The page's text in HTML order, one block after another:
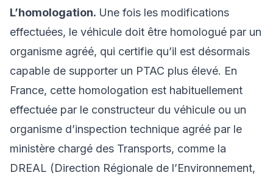
L’homologation. Une fois les modifications
effectuées, le véhicule doit être homologué par un
organisme agréé, qui certifie qu’il est désormais
capable de supporter un PTAC plus élevé. En
France, cette homologation est habituellement
effectuée par le constructeur du véhicule ou un
organisme d’inspection technique agréé par le
ministère chargé des Transports, comme la
DREAL (Direction Régionale de l’Environnement,